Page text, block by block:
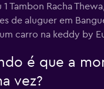
1 Tambon Racha
de aluguer em
carro na keddy by
é que a
vez?